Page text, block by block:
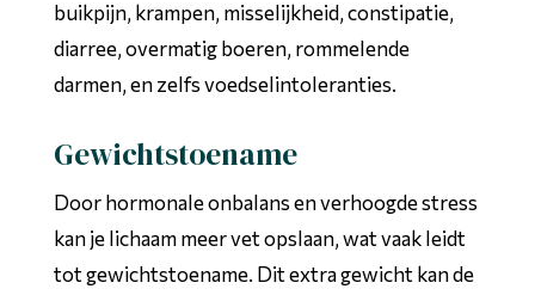
buikpijn, krampen, misselijkheid, constipatie,
diarree, overmatig boeren, rommelende
darmen, en zelfs voedselintoleranties.
Gewichtstoename
Door hormonale onbalans en verhoogde stress
kan je lichaam meer vet opslaan, wat vaak leidt
tot gewichtstoename. Dit extra gewicht kan de